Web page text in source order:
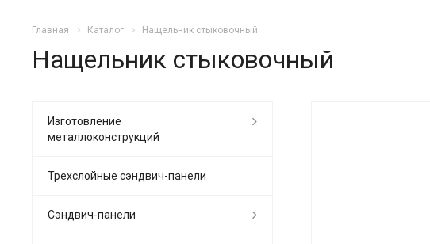
Главная Каталог Нащельник стыковочный
Нащельник стыковочный
Изготовление
металлоконструкций
Трехслойные сэндвич-панели
Сэндвич-панели